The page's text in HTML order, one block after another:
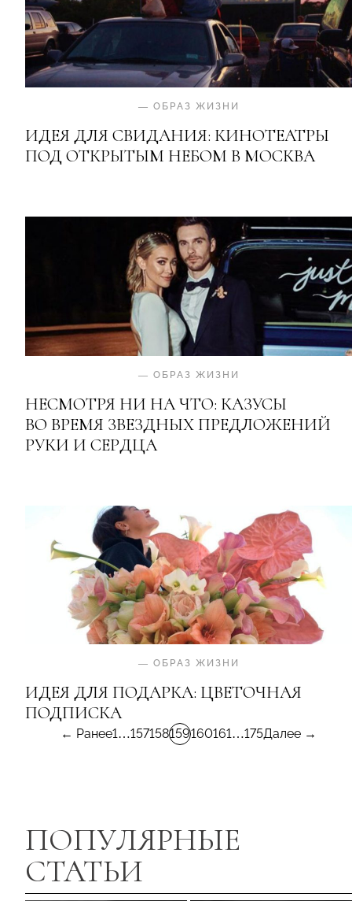
— ОБРАЗ ЖИЗНИ
ИДЕЯ ДЛЯ СВИДАНИЯ: КИНОТЕАТРЫ
ПОД ОТКРЫТЫМ НЕБОМ В МОСКВА
— ОБРАЗ ЖИЗНИ
НЕСМОТРЯ НИ НА ЧТО: КАЗУСЫ
ВО ВРЕМЯ ЗВЕЗДНЫХ ПРЕДЛОЖЕНИЙ
РУКИ И СЕРДЦА
— ОБРАЗ ЖИЗНИ
ИДЕЯ ДЛЯ ПОДАРКА: ЦВЕТОЧНАЯ
ПОДПИСКА
← Ранее1…157158159160161…175Далее →
ПОПУЛЯРНЫЕ
СТАТЬИ